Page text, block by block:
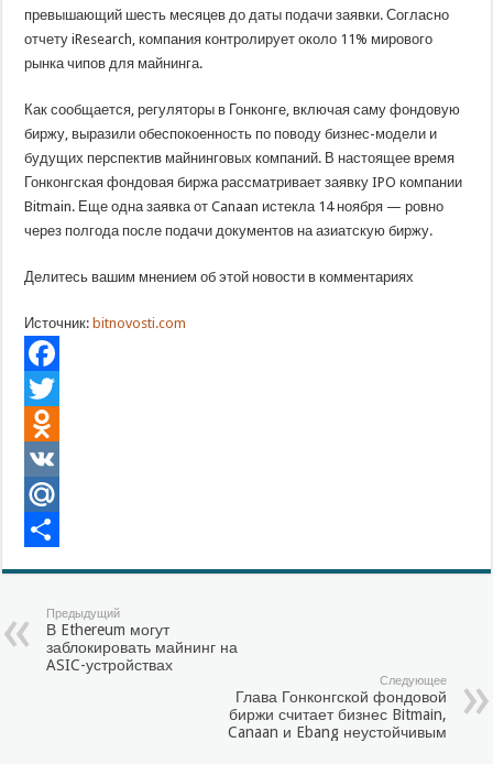
превышающий шесть месяцев до даты подачи заявки. Согласно
отчету iResearch, компания контролирует около 11% мирового
рынка чипов для майнинга.
Как сообщается, регуляторы в Гонконге, включая саму фондовую
биржу, выразили обеспокоенность по поводу бизнес-модели и
будущих перспектив майнинговых компаний. В настоящее время
Гонконгская фондовая биржа рассматривает заявку IPO компании
Bitmain. Еще одна заявка от Canaan истекла 14 ноября — ровно
через полгода после подачи документов на азиатскую биржу.
Делитесь вашим мнением об этой новости в комментариях
Источник: bitnovosti.com
Facebook
Twitter
Odnoklassniki
VK
Mail.Ru
Предыдущий
В Ethereum могут
заблокировать майнинг на
ASIC-устройствах
Следующее
Глава Гонконгской фондовой
биржи считает бизнес Bitmain,
Canaan и Ebang неустойчивым